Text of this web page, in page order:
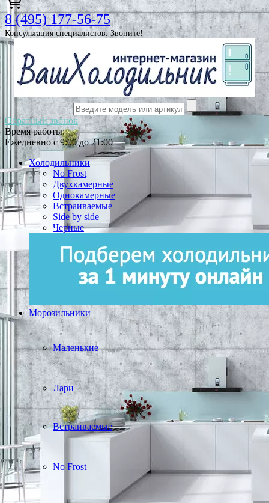
8 (495) 177-56-75
Консультация специалистов. Звоните!
Обратный звонок
Время работы:
Ежедневно с 9:00 до 21:00
Холодильники
No Frost
Двухкамерные
Однокамерные
Встраиваемые
Side by side
Черные
Морозильники
Маленькие
Лари
Встраиваемые
No Frost